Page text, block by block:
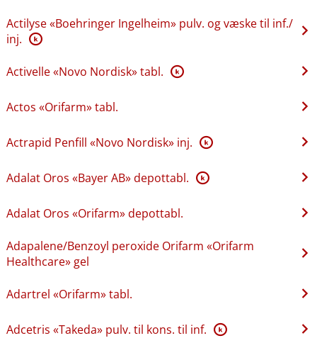
Actilyse «Boehringer Ingelheim» pulv. og væske til inf.​/​
inj. K
Activelle «Novo Nordisk» tabl. K
Actos «Orifarm» tabl.
Actrapid Penfill «Novo Nordisk» inj. K
Adalat Oros «Bayer AB» depottabl. K
Adalat Oros «Orifarm» depottabl.
Adapalene​/​Benzoyl peroxide Orifarm «Orifarm
Healthcare» gel
Adartrel «Orifarm» tabl.
Adcetris «Takeda» pulv. til kons. til inf. K